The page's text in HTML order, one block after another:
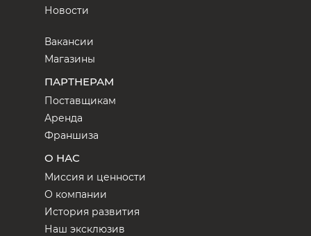
Новости
Вакансии
Магазины
ПАРТНЕРАМ
Поставщикам
Аренда
Франшиза
О НАС
Миссия и ценности
О компании
История развития
Наш эксклюзив